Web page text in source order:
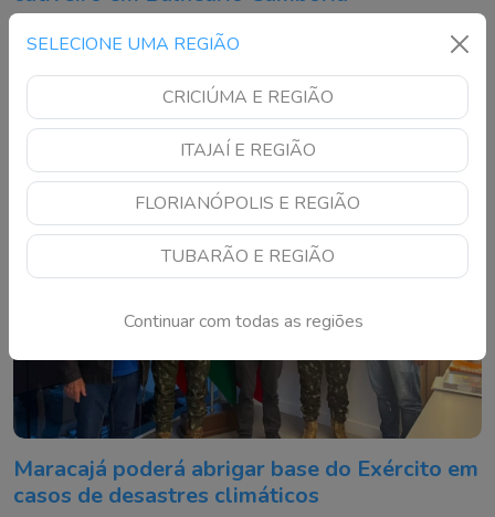
SELECIONE UMA REGIÃO
CRICIÚMA E REGIÃO
ITAJAÍ E REGIÃO
FLORIANÓPOLIS E REGIÃO
TUBARÃO E REGIÃO
Continuar com todas as regiões
Animais estavam sem autorização ambiental e foram
encaminhados ao Complexo Ambiental Cyro Gevaerd
Maracajá poderá abrigar base do Exército em
casos de desastres climáticos